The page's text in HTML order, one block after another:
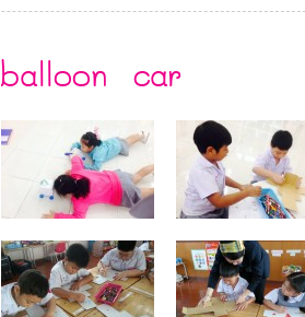
balloon car